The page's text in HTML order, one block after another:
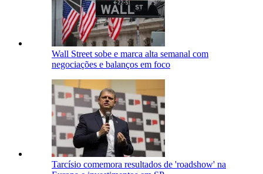
Wall Street sobe e marca alta semanal com
negociações e balanços em foco
Tarcísio comemora resultados de 'roadshow' na